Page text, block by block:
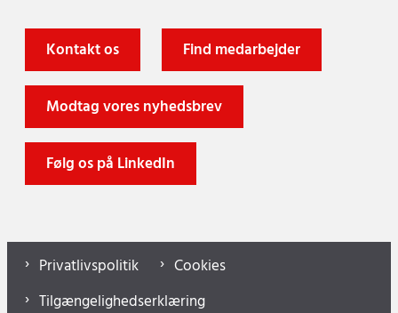
Kontakt os Find medarbejder
Modtag vores nyhedsbrev
Følg os på LinkedIn
Privatlivspolitik
Cookies
Tilgængelighedserklæring